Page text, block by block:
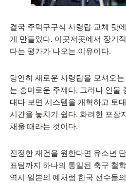
결국 주먹구구식 사령탑 교체 탓
게 만들었다. 이곳저곳에서 장기
다는 평가가 나오는 이유이다.
당연히 새로운 사령탑을 모셔오
는 흥미로운 주제다. 그러나 인물
대다 보면 시스템을 개혁하고 토
시간을 놓치기 쉽다. 화려한 포장
채울 때라는 것이다.
진정한 재건을 원한다면 유소년
표팀까지 하나의 통일된 축구 철
역시 일본의 예처럼 한국 선수들